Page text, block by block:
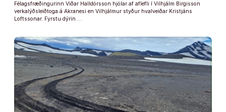
Félagsfræðingurinn Viðar Halldórsson hjólar af aflefli í Vilhjálm Birgisson
verkalýðsleiðtoga á Akranesi en Vilhjálmur styður hvalveiðar Kristjáns
Loftssonar. Fyrstu dýrin …